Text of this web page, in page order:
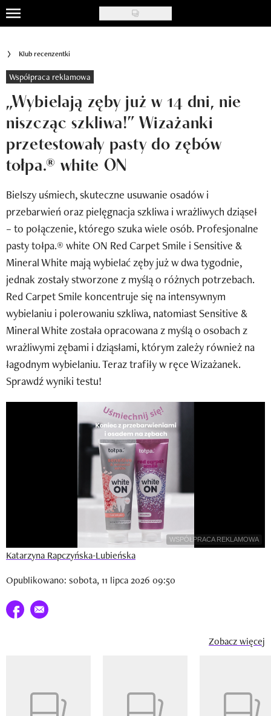
Skip
to
content
Ślub i wesele
Styl życia
Nasze akcje
Inspiracje
Recenzje kosmetyków
Klub Recenzentki
Newsy
Newsletter
Wizaz Summer Influ School
Mój profil / Zarejestruj się
Klub recenzentki
Współpraca reklamowa
„Wybielają zęby już w 14 dni, nie
niszcząc szkliwa!” Wizażanki
przetestowały pasty do zębów
tołpa.® white ON
Bielszy uśmiech, skuteczne usuwanie osadów i
przebarwień oraz pielęgnacja szkliwa i wrażliwych dziąseł
– to połączenie, którego szuka wiele osób. Profesjonalne
pasty tołpa.® white ON Red Carpet Smile i Sensitive &
Mineral White mają wybielać zęby już w dwa tygodnie,
jednak zostały stworzone z myślą o różnych potrzebach.
Red Carpet Smile koncentruje się na intensywnym
wybielaniu i polerowaniu szkliwa, natomiast Sensitive &
Mineral White została opracowana z myślą o osobach z
wrażliwymi zębami i dziąsłami, którym zależy również na
łagodnym wybielaniu. Teraz trafiły w ręce Wizażanek.
Sprawdź wyniki testu!
WSPÓŁPRACA REKLAMOWA
Katarzyna Rapczyńska-Lubieńska
Opublikowano: sobota, 11 lipca 2026 09:50
Udostępnij na facebook
E-mail do przyjaciela
Zobacz więcej